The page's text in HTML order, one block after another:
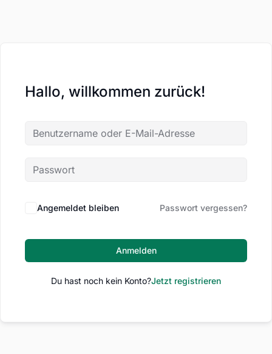
Hallo, willkommen zurück!
Angemeldet bleiben Passwort vergessen?
Anmelden
Du hast noch kein Konto?Jetzt registrieren